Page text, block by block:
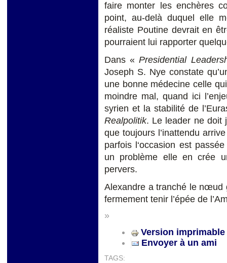
faire monter les enchères
point, au-delà duquel elle
réaliste Poutine devrait en
pourraient lui rapporter
Dans «Presidential
Joseph S. Nye constate
une bonne médecine celle
moindre mal, quand ici
syrien et la stabilité de
Realpolitik. Le leader ne doit
que toujours l’inattendu
parfois l‘occasion est
un problème elle en crée
pervers.
Alexandre a tranché le nœud
fermement tenir l’épée de
»
Version imprimable
Envoyer à un ami
TAGS: